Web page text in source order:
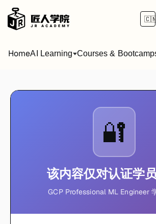
HomeAI Learning Courses &
🔐
该内容仅对认证学
GCP Professional ML Engineer